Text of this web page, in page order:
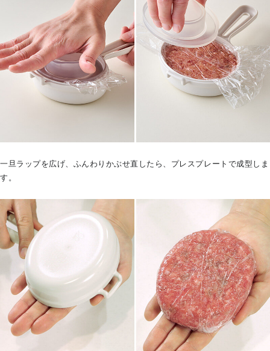
一旦ラップを広げ、ふんわりかぶせ直したら、プレスプレートで成型しま
す。